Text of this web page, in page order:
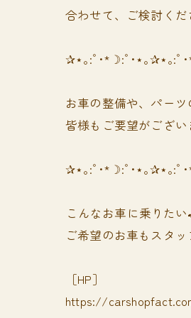
合わせて、ご検討くだ
✰⋆｡:ﾟ･*☽:ﾟ･⋆｡✰⋆｡:ﾟ
お車の整備や、パー
皆様もご要望がござ
✰⋆｡:ﾟ･*☽:ﾟ･⋆｡✰⋆｡:ﾟ
こんなお車に乗りたい
ご希望のお車もスタ
［HP］
https://